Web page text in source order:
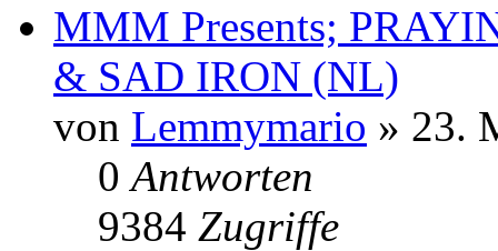
MMM Presents;
& SAD IRON (NL)
von Lemmymario » 23.
0Antworten
9384 Zugriffe